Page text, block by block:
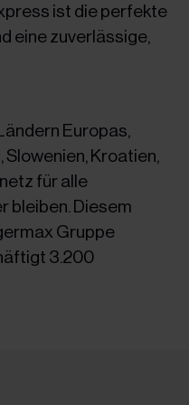
ist die perfekte
eine zuverlässige,
Europas,
Kroatien,
für alle
bleiben. Diesem
Gruppe
3.200